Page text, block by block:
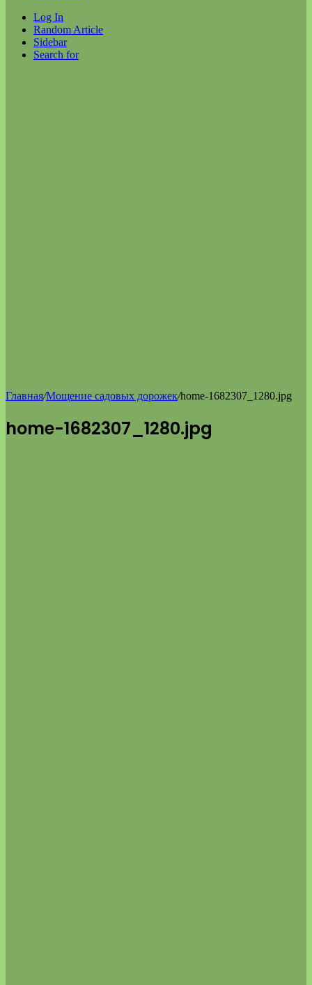
Log In
Random Article
Sidebar
Search for
Главная/Мощение садовых дорожек/home-1682307_1280.jpg
home-1682307_1280.jpg